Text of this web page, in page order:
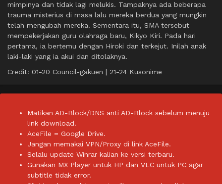
mimpinya dan tidak lagi melukis. Tampaknya ada beberapa
trauma misterius di masa lalu mereka berdua yang mungkin
telah mengubah mereka. Sementara itu, SMA tersebut
mempekerjakan guru olahraga baru, Kikyo Kiri. Pada hari
pertama, ia bertemu dengan Hiroki dan terkejut. Inilah anak
laki-laki yang ia akui dan ditolaknya.
Credit: 01-20 Council-gakuen | 21-24 Kusonime
Matikan AD-Block/DNS anti AD-Block sebelum menuju
link download.
AceFile = Google Drive.
Jangan memakai VPN/Proxy di link AceFile.
Selalu update Winrar kalian ke versi terbaru.
Gunakan MX Player untuk HP dan VLC untuk PC agar
subtitle tidak error.